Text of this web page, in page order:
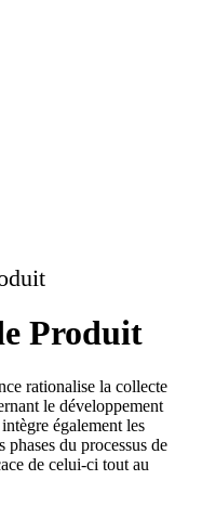
Produit
rationalise la collecte
le développement
également les
phases du processus de
de celui-ci tout au